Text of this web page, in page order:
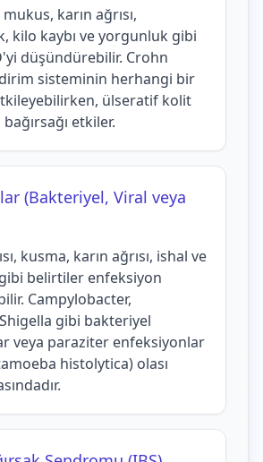
mukus, karın ağrısı,
kilo kaybı ve yorgunluk gibi
düşündürebilir. Crohn
sisteminin herhangi bir
ülseratif kolit
etkiler.
(Bakteriyel, Viral veya
kusma, karın ağrısı, ishal ve
gibi belirtiler enfeksiyon
Campylobacter,
gibi bakteriyel
veya paraziter enfeksiyonlar
histolytica) olası